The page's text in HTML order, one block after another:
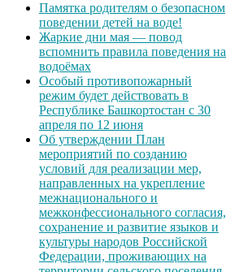
Памятка родителям о безопасном
поведении детей на воде!
Жаркие дни мая — повод
вспомнить правила поведения на
водоёмах
Особый противопожарный
режим будет действовать в
Республике Башкортостан с 30
апреля по 12 июня
Об утверждении План
мероприятий по созданию
условий для реализации мер,
направленных на укрепление
межнационального и
межконфессионального согласия,
сохранение и развитие языков и
культуры народов Российской
Федерации, проживающих на